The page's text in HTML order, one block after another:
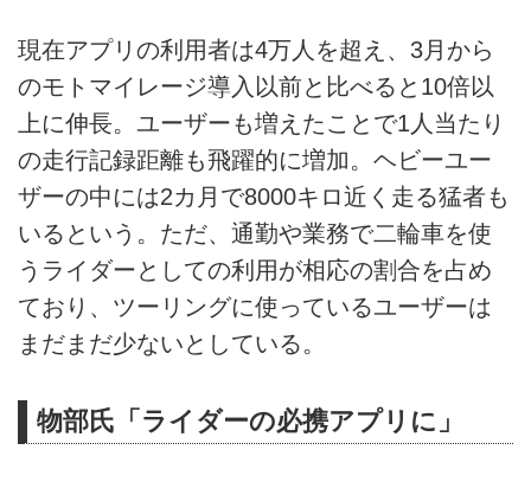
現在アプリの利用者は4万人を超え、3月から
のモトマイレージ導入以前と比べると10倍以
上に伸長。ユーザーも増えたことで1人当たり
の走行記録距離も飛躍的に増加。ヘビーユー
ザーの中には2カ月で8000キロ近く走る猛者も
いるという。ただ、通勤や業務で二輪車を使
うライダーとしての利用が相応の割合を占め
ており、ツーリングに使っているユーザーは
まだまだ少ないとしている。
物部氏「ライダーの必携アプリに」